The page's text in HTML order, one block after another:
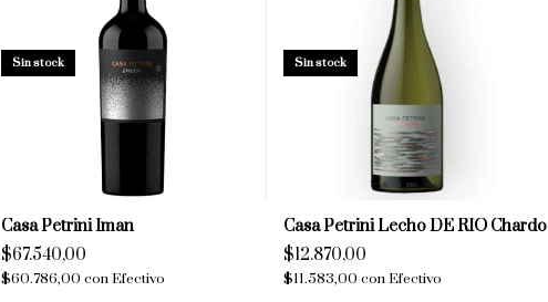
Sin stock
Casa Petrini Iman
$67.540,00
$60.786,00 con Efectivo
Sin stock
Casa Petrini Lecho DE RIO Chardo
$12.870,00
$11.583,00 con Efectivo